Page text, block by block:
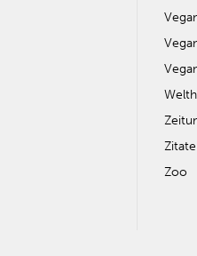
Zitate
Zoo